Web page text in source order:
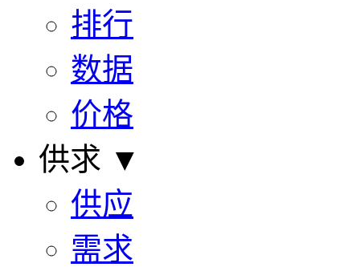
排行
数据
价格
供求 ▼
供应
需求